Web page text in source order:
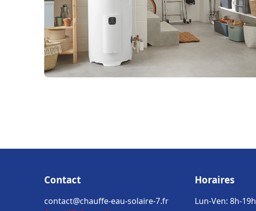
Contact
contact@chauffe-eau-solaire-7.fr
Horaires
Lun-Ven: 8h-19h